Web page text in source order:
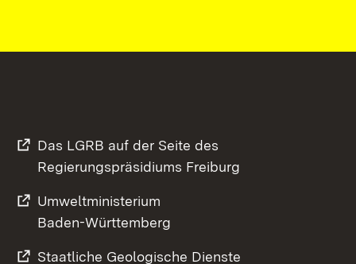
Das LGRB auf der Seite des
Regierungspräsidiums Freiburg
Umweltministerium
Baden-Württemberg
Staatliche Geologische Dienste